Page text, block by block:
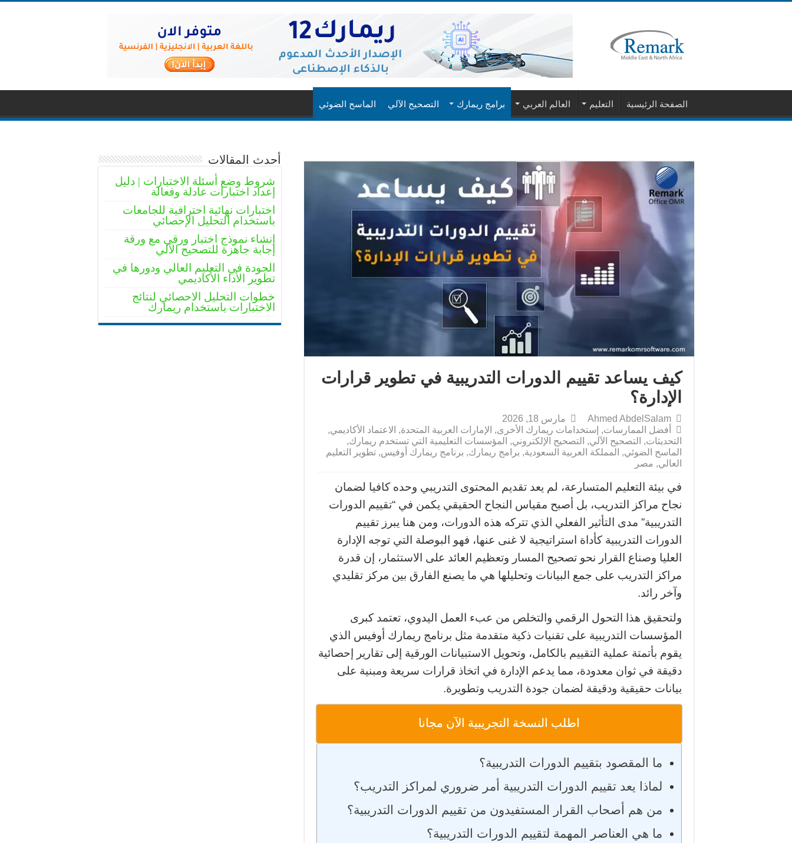
الصفحة الرئيسية التعليم العالم العربي برامج ريمارك التصحيح الآلي الماسح الضوئي
كيف يساعد تقييم الدورات التدريبية في تطوير قرارات
الإدارة؟
Ahmed AbdelSalam
مارس 18, 2026
أفضل الممارسات, إستخدامات ريمارك الأخرى, الإمارات العربية المتحدة, الاعتماد الأكاديمي,
التحديثات, التصحيح الآلي, التصحيح الإلكتروني, المؤسسات التعليمية التي تستخدم ريمارك,
الماسح الضوئي, المملكة العربية السعودية, برامج ريمارك, برنامج ريمارك أوفيس, تطوير التعليم
العالي, مصر
في بيئة التعليم المتسارعة، لم يعد تقديم المحتوى التدريبي وحده كافيا لضمان
نجاح مراكز التدريب، بل أصبح مقياس النجاح الحقيقي يكمن في “تقييم الدورات
التدريبية” مدى التأثير الفعلي الذي تتركه هذه الدورات، ومن هنا يبرز تقييم
الدورات التدريبية كأداة استراتيجية لا غنى عنها، فهو البوصلة التي توجه الإدارة
العليا وصناع القرار نحو تصحيح المسار وتعظيم العائد على الاستثمار، إن قدرة
مراكز التدريب على جمع البيانات وتحليلها هي ما يصنع الفارق بين مركز تقليدي
وآخر رائد.
ولتحقيق هذا التحول الرقمي والتخلص من عبء العمل اليدوي، تعتمد كبرى
المؤسسات التدريبية على تقنيات ذكية متقدمة مثل برنامج ريمارك أوفيس الذي
يقوم بأتمتة عملية التقييم بالكامل، وتحويل الاستبيانات الورقية إلى تقارير إحصائية
دقيقة في ثوان معدودة، مما يدعم الإدارة في اتخاذ قرارات سريعة ومبنية على
بيانات حقيقية ودقيقة لضمان جودة التدريب وتطويرة.
اطلب النسخة التجريبية الآن مجانا
ما المقصود بتقييم الدورات التدريبية؟
لماذا يعد تقييم الدورات التدريبية أمر ضروري لمراكز التدريب؟
من هم أصحاب القرار المستفيدون من تقييم الدورات التدريبية؟
ما هي العناصر المهمة لتقييم الدورات التدريبية؟
أحدث المقالات
شروط وضع أسئلة الاختبارات | دليل
إعداد اختبارات عادلة وفعالة
اختبارات نهائية احترافية للجامعات
باستخدام التحليل الإحصائي
إنشاء نموذج اختبار ورقي مع ورقة
إجابة جاهزة للتصحيح الآلي
الجودة في التعليم العالي ودورها في
تطوير الأداء الأكاديمي
خطوات التحليل الاحصائي لنتائج
الاختبارات باستخدام ريمارك